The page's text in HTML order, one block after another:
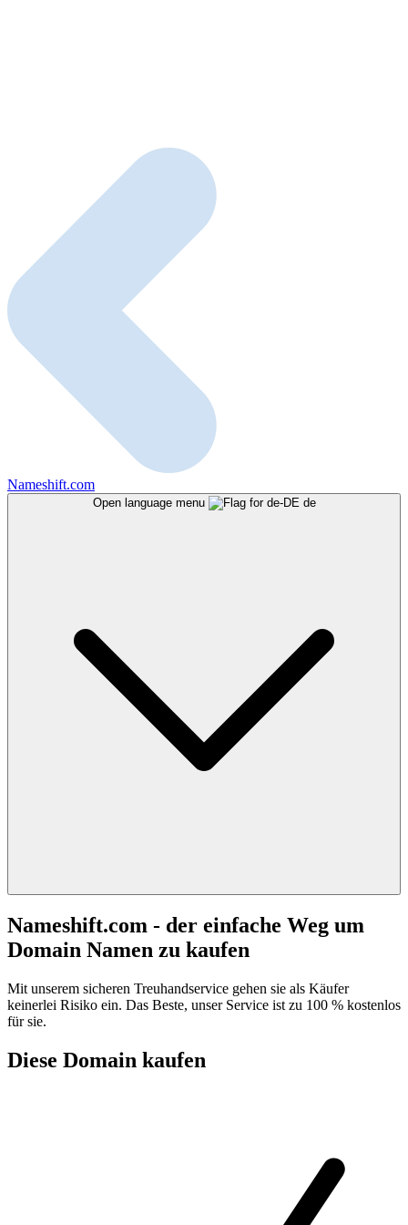
Nameshift.com
Open language menu de
Nameshift.com - der einfache Weg um
Domain Namen zu kaufen
Mit unserem sicheren Treuhandservice gehen sie als Käufer
keinerlei Risiko ein. Das Beste, unser Service ist zu 100 % kostenlos
für sie.
Diese Domain kaufen